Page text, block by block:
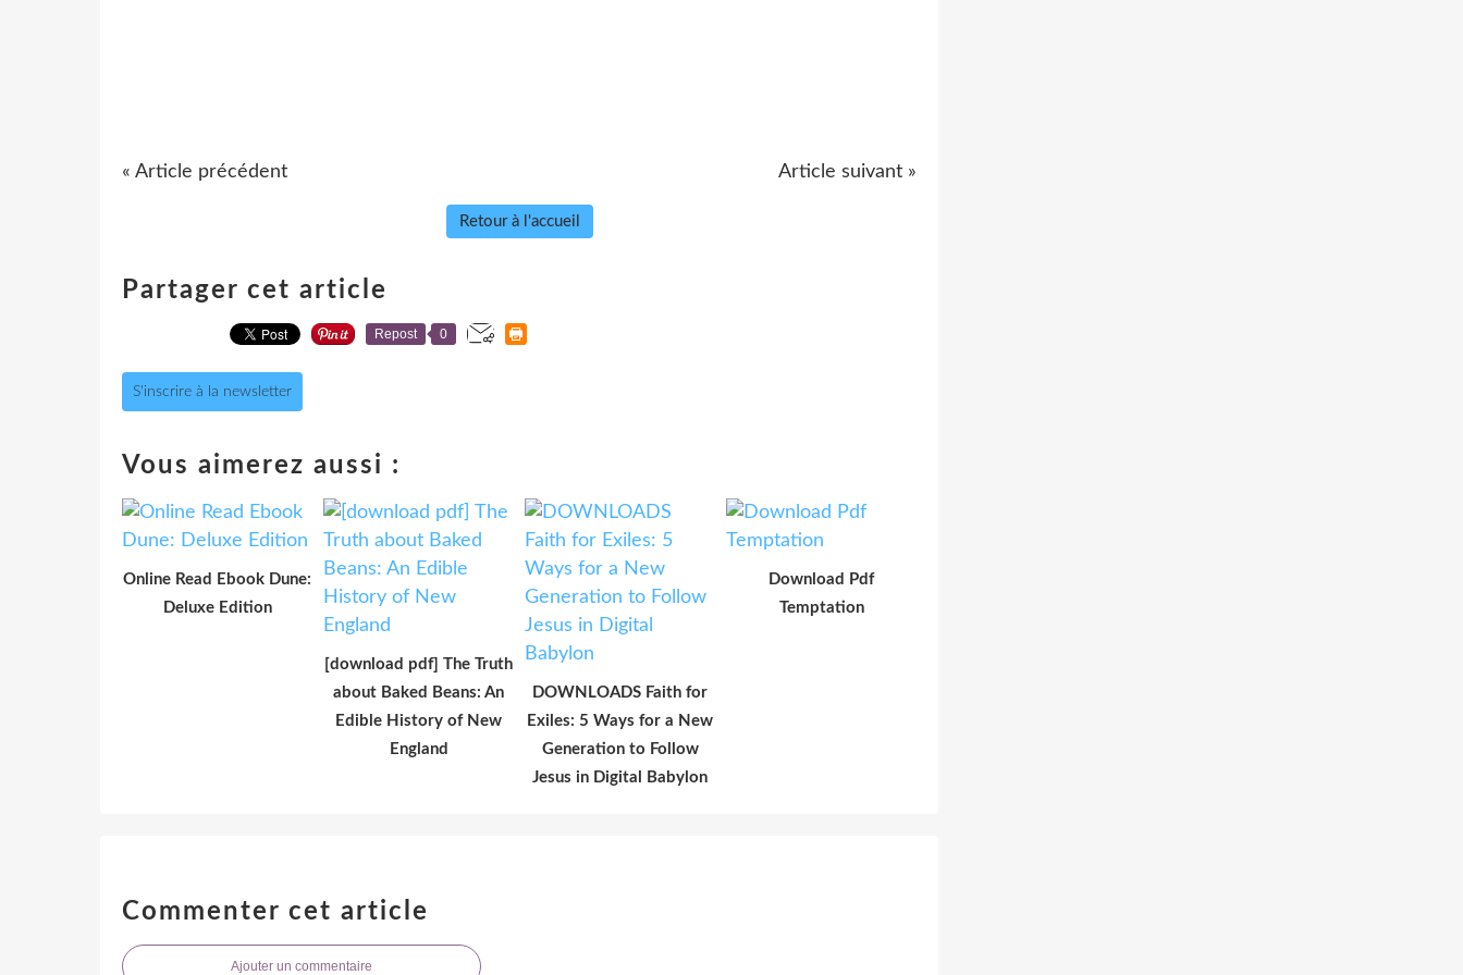
« Article précédent Article suivant »
Retour à l'accueil
Partager cet article
Repost 0
S'inscrire à la newsletter
Vous aimerez aussi :
Online Read Ebook Dune:
Deluxe Edition
[download pdf] The Truth
about Baked Beans: An
Edible History of New
England
DOWNLOADS Faith for
Exiles: 5 Ways for a New
Generation to Follow
Jesus in Digital Babylon
Download Pdf
Temptation
Commenter cet article
Ajouter un commentaire